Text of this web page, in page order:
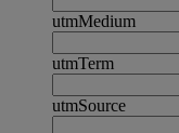
utmMedium
utmTerm
utmSource